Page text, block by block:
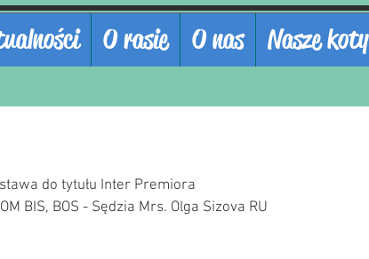
O rasie O nas Nasze koty
do tytułu Inter Premiora
BIS, BOS - Sędzia Mrs. Olga Sizova RU